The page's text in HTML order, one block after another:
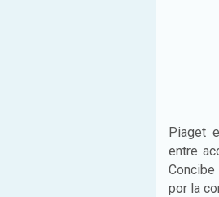
Piaget
entre
por la